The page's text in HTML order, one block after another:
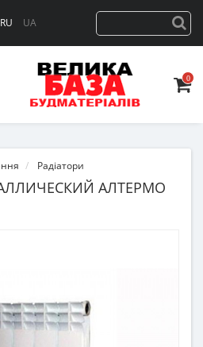
RU UA
0
Радіатори
АЛТЕРМО